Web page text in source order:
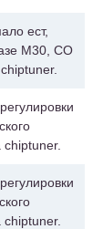
ест,
M30, СО